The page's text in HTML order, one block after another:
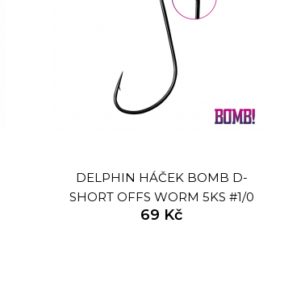
DELPHIN HÁČEK BOMB D-
SHORT OFFS WORM 5KS #1/0
69 Kč